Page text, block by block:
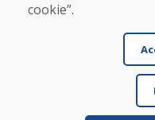
© DOMIVOSPORT
cookie”.